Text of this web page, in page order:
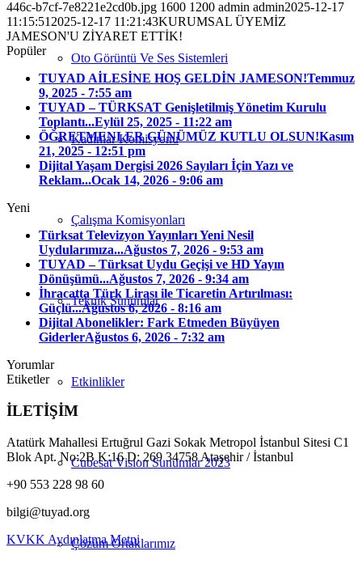
Oto Görüntü Ve Ses Sistemleri
Kadınlar Komisyonu
Çalışma Komisyonları
Teknik Sunumlar
Etkinlikler
Cubesat Vision Sunumlar 2023
Çözüm Ortaklarımız
446c-b7cf-7e8221e2cd0b.jpg 1600 1200 admin admin2025-12-17
11:15:51 2025-12-17 11:21:43KURUMSAL ÜYEMİZ
JAMESON'U ZİYARET ETTİK!
Popüler
TUYAD AİLESİNE HOŞ GELDİN JAMESON!Temmuz
9, 2025 - 7:55 am
TUYAD – TÜRKSAT Genişletilmiş Yönetim Kurulu
Toplantı...Eylül 25, 2025 - 11:22 am
ÖĞRETMENLER GÜNÜMÜZ KUTLU OLSUN!Kasım
21, 2025 - 12:51 pm
Dijital Yaşam Dergisi 2026 Sayıları İçin Yazı ve
Reklam...Ocak 14, 2026 - 9:06 am
Yeni
Türksat Televizyon Yayınları Yeni Nesil
Uydularımıza...Ağustos 7, 2026 - 9:53 am
TUYAD – Türksat Uydu Geçişi ve HD Yayın
Dönüşümü...Ağustos 7, 2026 - 9:34 am
İhracatta Türk Lirası ile Ticaretin Artırılması:
Güçlü...Ağustos 6, 2026 - 8:16 am
Dijital Abonelikler: Fark Etmeden Büyüyen
GiderlerAğustos 6, 2026 - 7:32 am
Yorumlar
Etiketler
İLETİŞİM
Atatürk Mahallesi Ertuğrul Gazi Sokak Metropol İstanbul Sitesi C1
Blok Apt. No:2B K:16 D: 269 34758 Ataşehir / İstanbul
+90 553 228 98 60
bilgi@tuyad.org
KVKK Aydınlatma Metni